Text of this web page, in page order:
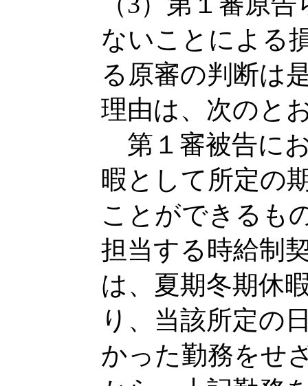
ないことによる
る原審の判断は
理由は、次のと
第１審被告に
暇として所定の
ことができるも
担当する時給制
は、夏期冬期休
り、当該所定の
かった勤務をせ